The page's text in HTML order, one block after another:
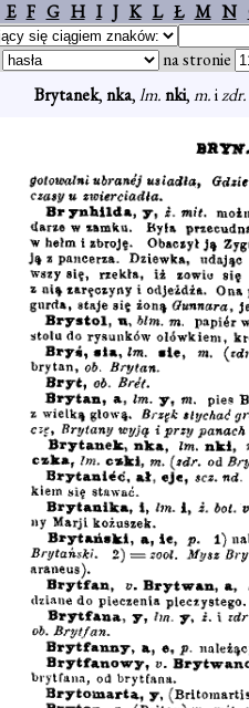
E F G H I J K L Ł M N
na stronie
Brytanek,nka,lm.nki,m.izdr.